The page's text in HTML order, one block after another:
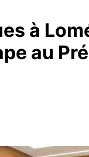
à
au